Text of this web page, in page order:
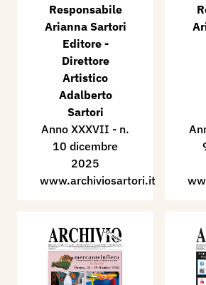
Responsabile
Arianna Sartori
Editore -
Direttore
Artistico
Adalberto
Sartori
Anno XXXVII - n.
10 dicembre
2025
www.archiviosartori.it